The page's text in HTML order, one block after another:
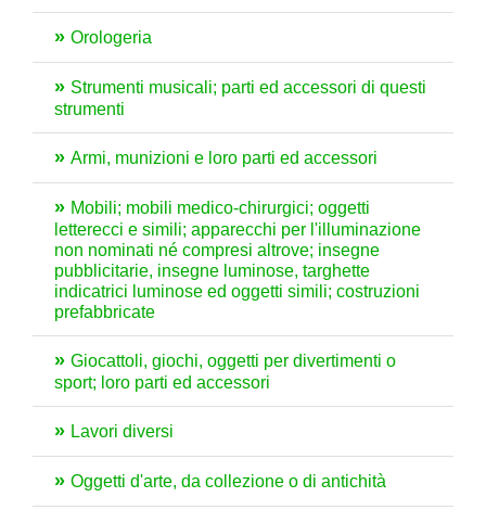
Orologeria
Strumenti musicali; parti ed accessori di questi
strumenti
Armi, munizioni e loro parti ed accessori
Mobili; mobili medico-chirurgici; oggetti
letterecci e simili; apparecchi per l'illuminazione
non nominati né compresi altrove; insegne
pubblicitarie, insegne luminose, targhette
indicatrici luminose ed oggetti simili; costruzioni
prefabbricate
Giocattoli, giochi, oggetti per divertimenti o
sport; loro parti ed accessori
Lavori diversi
Oggetti d'arte, da collezione o di antichità